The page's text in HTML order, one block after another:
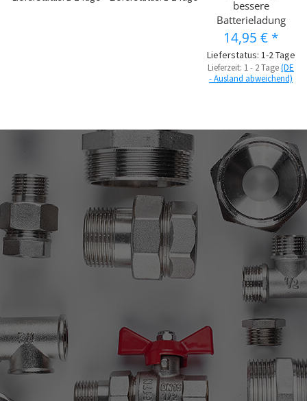
bessere
Batterieladung
14,95 € *
Lieferstatus: 1-2 Tage
Lieferzeit: 1 - 2 Tage(DE
- Ausland abweichend)